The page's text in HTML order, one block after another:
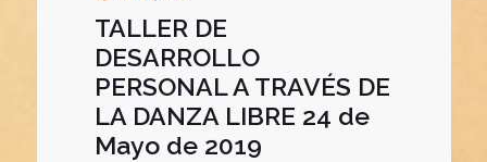
TALLER DE
DESARROLLO
PERSONAL A TRAVÉS DE
LA DANZA LIBRE 24 de
Mayo de 2019